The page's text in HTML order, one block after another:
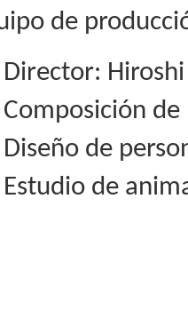
de
Director:
Composición de
Diseño de
Estudio de